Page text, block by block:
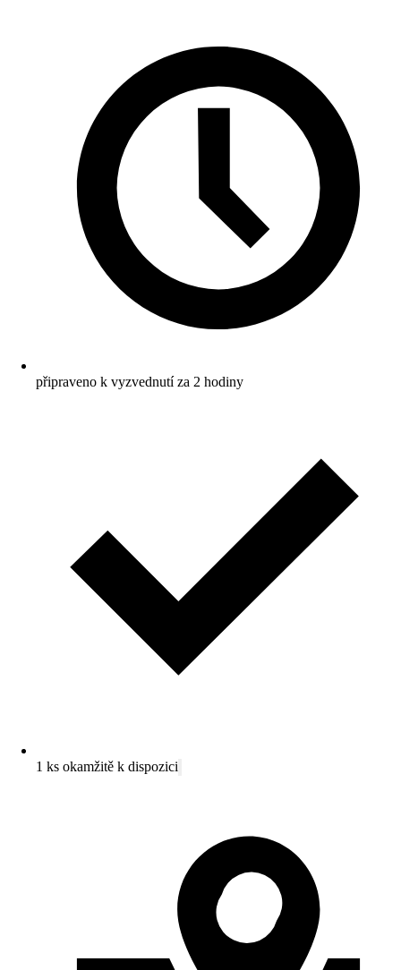
připraveno k vyzvednutí za 2 hodiny
1 ks okamžitě k dispozici